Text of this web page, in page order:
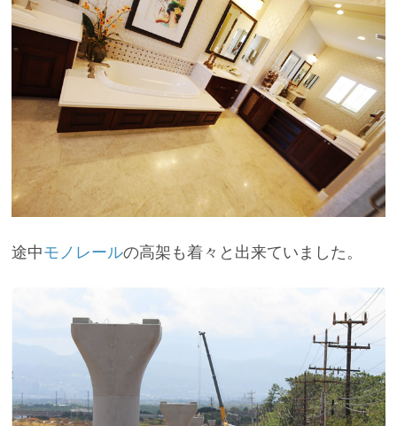
途中モノレールの高架も着々と出来ていました。